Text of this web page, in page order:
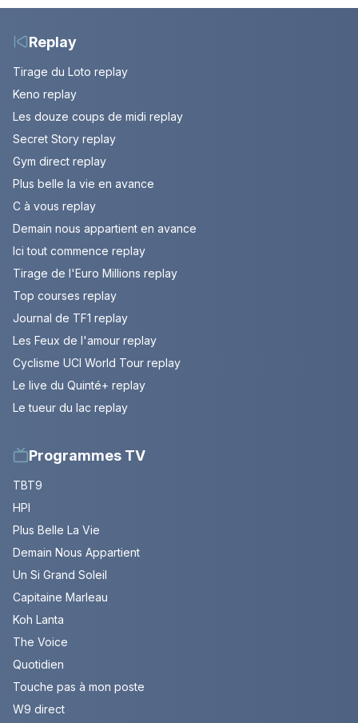
(spoiler)
Replay
Tirage du Loto replay
Keno replay
Les douze coups de midi replay
Secret Story replay
Gym direct replay
Plus belle la vie en avance
C à vous replay
Demain nous appartient en avance
Ici tout commence replay
Tirage de l'Euro Millions replay
Top courses replay
Journal de TF1 replay
Les Feux de l'amour replay
Cyclisme UCI World Tour replay
Le live du Quinté+ replay
Le tueur du lac replay
Programmes TV
TBT9
HPI
Plus Belle La Vie
Demain Nous Appartient
Un Si Grand Soleil
Capitaine Marleau
Koh Lanta
The Voice
Quotidien
Touche pas à mon poste
W9 direct